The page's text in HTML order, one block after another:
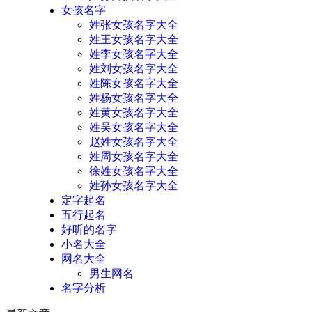
女孩名字
姓张女孩名字大全
姓王女孩名字大全
姓李女孩名字大全
姓刘女孩名字大全
姓陈女孩名字大全
姓杨女孩名字大全
姓黄女孩名字大全
姓吴女孩名字大全
赵姓女孩名字大全
姓周女孩名字大全
徐姓女孩名字大全
姓孙女孩名字大全
定字起名
五行起名
好听的名字
小名大全
网名大全
男生网名
名字分析